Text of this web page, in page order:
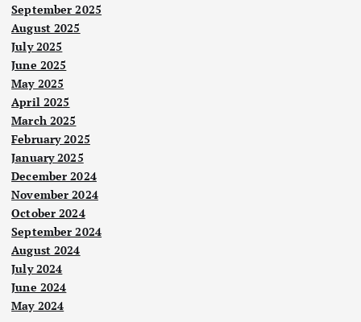
September 2025
August 2025
July 2025
June 2025
May 2025
April 2025
March 2025
February 2025
January 2025
December 2024
November 2024
October 2024
September 2024
August 2024
July 2024
June 2024
May 2024